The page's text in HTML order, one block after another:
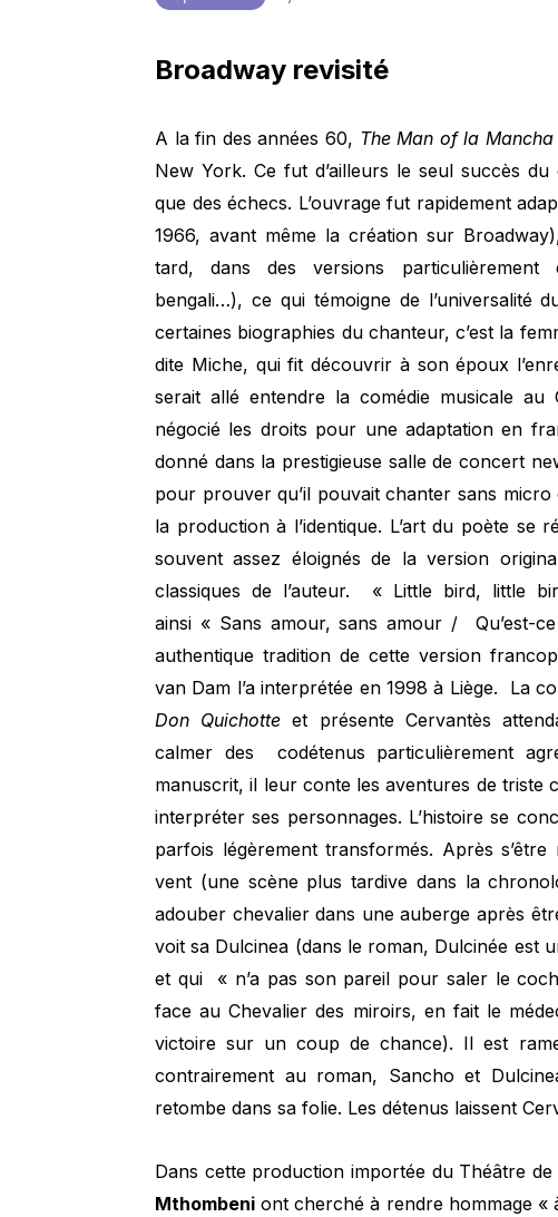
Broadway revisité
A la fin des années 60, The Man of la Mancha
New York. Ce fut d’ailleurs le seul succès
que des échecs. L’ouvrage fut rapidement
1966, avant même la création sur
tard, dans des versions particulièrement
bengali…), ce qui témoigne de l’universalité
certaines biographies du chanteur, c’est la
dite Miche, qui fit découvrir à son époux
serait allé entendre la comédie musicale
négocié les droits pour une adaptation en
donné dans la prestigieuse salle de concert
pour prouver qu’il pouvait chanter sans
la production à l’identique. L’art du poète se
souvent assez éloignés de la version
classiques de l’auteur. « Little bird, little
ainsi « Sans amour, sans amour / Qu’est-
authentique tradition de cette version
van Dam l’a interprétée en 1998 à Liège. La
Don Quichotteet présente Cervantès
calmer des codétenus particulièrement
manuscrit, il leur conte les aventures de triste
interpréter ses personnages. L’histoire se
parfois légèrement transformés. Après
vent (une scène plus tardive dans la
adouber chevalier dans une auberge après
voit sa Dulcinea (dans le roman, Dulcinée est
et qui « n’a pas son pareil pour saler le
face au Chevalier des miroirs, en fait le
victoire sur un coup de chance). Il est
contrairement au roman, Sancho et
retombe dans sa folie. Les détenus laissent
Dans cette production importée du Théâtre
Mthombeni ont cherché à rendre hommage «